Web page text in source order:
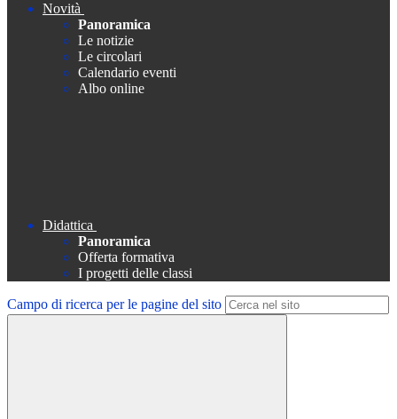
Novità
Panoramica
Le notizie
Le circolari
Calendario eventi
Albo online
Didattica
Panoramica
Offerta formativa
I progetti delle classi
Campo di ricerca per le pagine del sito